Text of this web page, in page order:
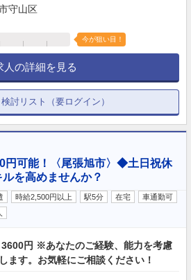
守山区
今が狙い目！
人の詳細を見る
検討リスト（要ログイン）
円可能！〈尾張旭市〉◆土日祝休
を高めませんか？
時給2,500円以上 駅5分 在宅
車通勤可
円 ※あなたのご経験、能力を考慮
ます。お気軽にご相談ください！